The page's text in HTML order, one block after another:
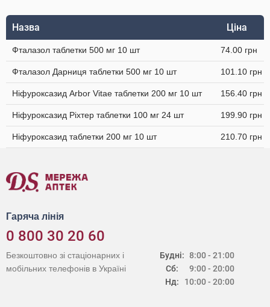
Назва Ціна
Фталазол таблетки 500 мг 10 шт 74.00 грн
Фталазол Дарниця таблетки 500 мг 10 шт 101.10 грн
Ніфуроксазид Arbor Vitae таблетки 200 мг 10 шт 156.40 грн
Ніфуроксазид Ріхтер таблетки 100 мг 24 шт 199.90 грн
Ніфуроксазид таблетки 200 мг 10 шт 210.70 грн
Гаряча лінія
0 800 30 20 60
Будні:
Сб:
Нд:
8:00 - 21:00
9:00 - 20:00
10:00 - 20:00
Безкоштовно зі стаціонарних і
мобільних телефонів в Україні